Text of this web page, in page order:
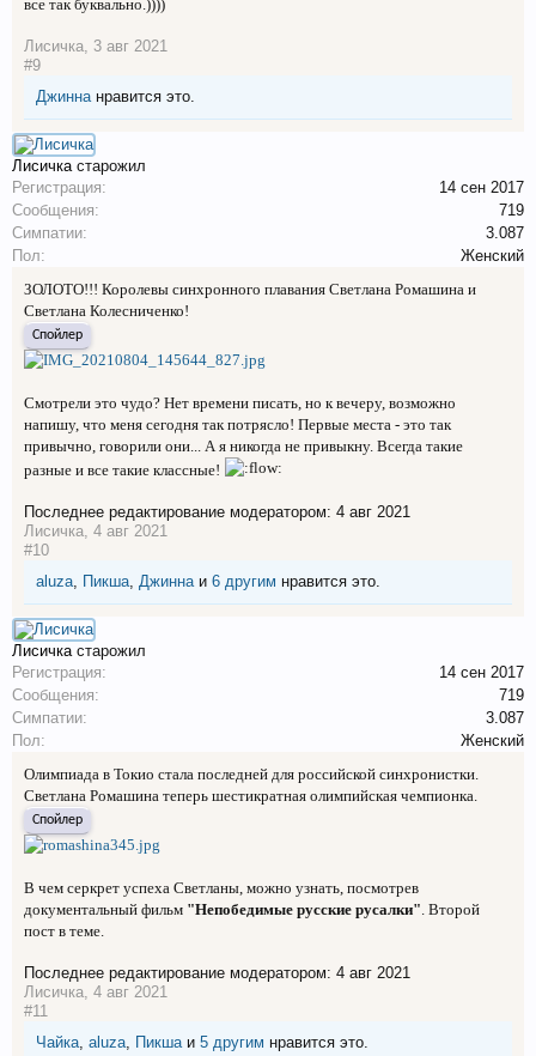
все так буквально.))))
Лисичка 3 авг 2021
#9
Джинна нравится это.
Лисичка старожил
Регистрация:
14 сен 2017
Сообщения:
719
Симпатии:
3.087
Пол:
Женский
ЗОЛОТО!!! Королевы синхронного плавания Светлана Ромашина и
Светлана Колесниченко!
Спойлер
Смотрели это чудо? Нет времени писать, но к вечеру, возможно
напишу, что меня сегодня так потрясло! Первые места - это так
привычно, говорили они... А я никогда не привыкну. Всегда такие
разные и все такие классные!
Последнее редактирование модератором: 4 авг 2021
Лисичка 4 авг 2021
#10
aluza
Пикша Джинна и 6 другим нравится это.
Лисичка старожил
Регистрация:
14 сен 2017
Сообщения:
719
Симпатии:
3.087
Пол:
Женский
Олимпиада в Токио стала последней для российской синхронистки.
Светлана Ромашина теперь шестикратная олимпийская чемпионка.
Спойлер
В чем серкрет успеха Светланы, можно узнать, посмотрев
документальный фильм "Непобедимые русские русалки" . Второй
пост в теме.
Последнее редактирование модератором: 4 авг 2021
Лисичка 4 авг 2021
#11
Чайка aluza Пикша и 5 другим нравится это.